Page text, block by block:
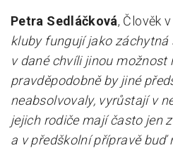
Petra Sedláčková, Člověk
kluby fungují jako záchytná
v dané chvíli jinou možnost
pravděpodobně by jiné
neabsolvovaly, vyrůstají v
jejich rodiče mají často jen
a v předškolní přípravě buď